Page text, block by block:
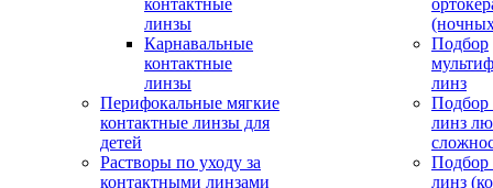
контактные
линзы
Карнавальные
контактные
линзы
Перифокальные мягкие
контактные линзы для
детей
Растворы по уходу за
контактными линзами
Подбор
линз
Подбор
линз
Подбор
линз